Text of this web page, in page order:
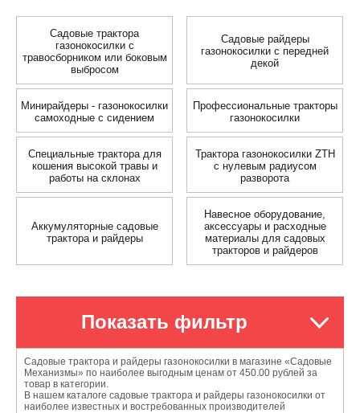
Садовые трактора
газонокосилки с
травосборником или боковым
выбросом
Садовые райдеры
газонокосилки с передней
декой
Минирайдеры - газонокосилки
самоходные с сидением
Профессиональные тракторы
газонокосилки
Специальные трактора для
кошения высокой травы и
работы на склонах
Трактора газонокосилки ZTH
с нулевым радиусом
разворота
Аккумуляторные садовые
трактора и райдеры
Навесное оборудование,
аксессуары и расходные
материалы для садовых
тракторов и райдеров
Показать фильтр
Садовые трактора и райдеры газонокосилки в магазине «Садовые
Механизмы» по наиболее выгодным ценам от 450.00 рублей за
товар в категории.
В нашем каталоге садовые трактора и райдеры газонокосилки от
наиболее известных и востребованных производителей